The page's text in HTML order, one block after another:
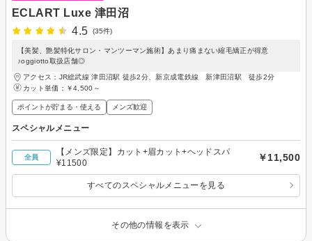
ECLART Luxe 津田沼
4.5
(35件)
【美髪、艶髪特化サロン・マンツーマン施術】あまり痛まない縮毛矯正が得意
♪oggiotto取扱店舗◎
アクセス：JR総武線 津田沼駅 徒歩2分、新京成電鉄線 新津田沼駅 徒歩2分
カット単価： ￥4,500～
ポイントが貯まる・使える メンズ歓迎
スペシャルメニュー
全員
【メンズ限定】カット+眉カット+ヘッドスパ
¥11500
￥11,500
すべてのスペシャルメニューを見る
その他の情報を表示